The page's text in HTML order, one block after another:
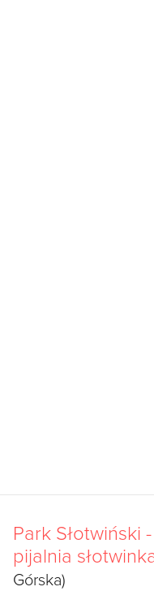
Park Słotwiński
pijalnia
Górska)